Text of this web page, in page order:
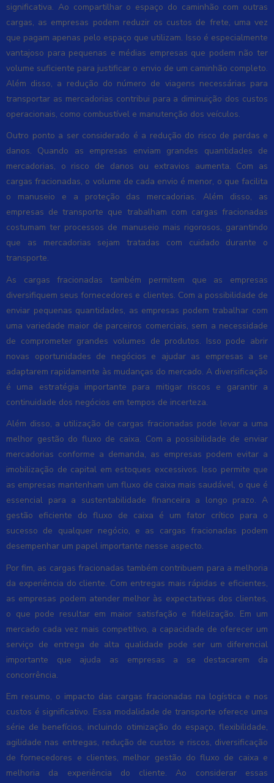
significativa. Ao compartilhar o espaço do caminhão com outras
cargas, as empresas podem reduzir os custos de frete, uma vez
que pagam apenas pelo espaço que utilizam. Isso é especialmente
vantajoso para pequenas e médias empresas que podem não ter
volume suficiente para justificar o envio de um caminhão completo.
Além disso, a redução do número de viagens necessárias para
transportar as mercadorias contribui para a diminuição dos custos
operacionais, como combustível e manutenção dos veículos.
Outro ponto a ser considerado é a redução do risco de perdas e
danos. Quando as empresas enviam grandes quantidades de
mercadorias, o risco de danos ou extravios aumenta. Com as
cargas fracionadas, o volume de cada envio é menor, o que facilita
o manuseio e a proteção das mercadorias. Além disso, as
empresas de transporte que trabalham com cargas fracionadas
costumam ter processos de manuseio mais rigorosos, garantindo
que as mercadorias sejam tratadas com cuidado durante o
transporte.
As cargas fracionadas também permitem que as empresas
diversifiquem seus fornecedores e clientes. Com a possibilidade de
enviar pequenas quantidades, as empresas podem trabalhar com
uma variedade maior de parceiros comerciais, sem a necessidade
de comprometer grandes volumes de produtos. Isso pode abrir
novas oportunidades de negócios e ajudar as empresas a se
adaptarem rapidamente às mudanças do mercado. A diversificação
é uma estratégia importante para mitigar riscos e garantir a
continuidade dos negócios em tempos de incerteza.
Além disso, a utilização de cargas fracionadas pode levar a uma
melhor gestão do fluxo de caixa. Com a possibilidade de enviar
mercadorias conforme a demanda, as empresas podem evitar a
imobilização de capital em estoques excessivos. Isso permite que
as empresas mantenham um fluxo de caixa mais saudável, o que é
essencial para a sustentabilidade financeira a longo prazo. A
gestão eficiente do fluxo de caixa é um fator crítico para o
sucesso de qualquer negócio, e as cargas fracionadas podem
desempenhar um papel importante nesse aspecto.
Por fim, as cargas fracionadas também contribuem para a melhoria
da experiência do cliente. Com entregas mais rápidas e eficientes,
as empresas podem atender melhor às expectativas dos clientes,
o que pode resultar em maior satisfação e fidelização. Em um
mercado cada vez mais competitivo, a capacidade de oferecer um
serviço de entrega de alta qualidade pode ser um diferencial
importante que ajuda as empresas a se destacarem da
concorrência.
Em resumo, o impacto das cargas fracionadas na logística e nos
custos é significativo. Essa modalidade de transporte oferece uma
série de benefícios, incluindo otimização do espaço, flexibilidade,
agilidade nas entregas, redução de custos e riscos, diversificação
de fornecedores e clientes, melhor gestão do fluxo de caixa e
melhoria da experiência do cliente. Ao considerar essas